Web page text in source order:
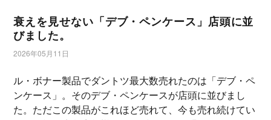
衰えを見せない「デブ・ペンケース」店頭に並
びました。
2026年05月11日
ル・ボナー製品でダントツ最大数売れたのは「デブ・ペ
ンケース」。そのデブ・ペンケースが店頭に並びまし
た。ただこの製品がこれほど売れて、今も売れ続けてい
お問い合わせ